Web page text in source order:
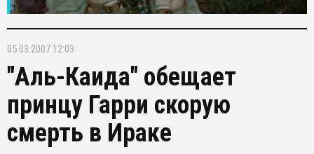
05.03.2007 12:03
"Аль-Каида" обещает
принцу Гарри скорую
смерть в Ираке